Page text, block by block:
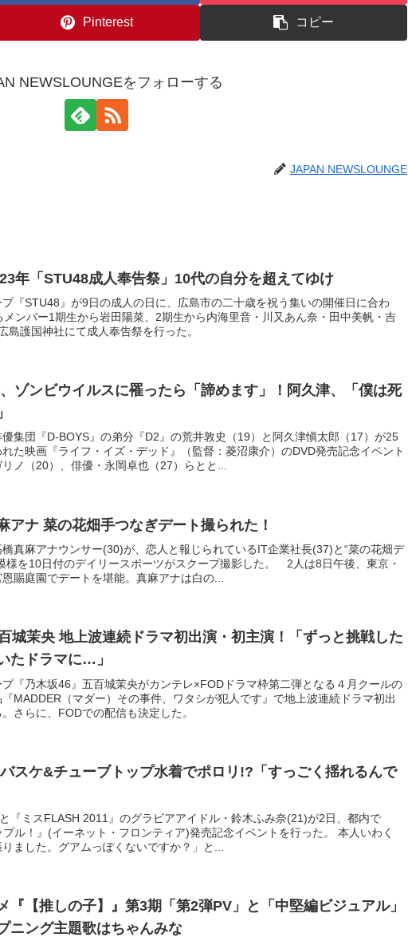
Pinterest コピー
NEWSLOUNGEをフォローする
JAPAN NEWSLOUNGE
年「STU48成⼈奉告祭」10代の⾃分を超えてゆけ
『STU48』が9日の成人の日に、広島市の二十歳を祝う集いの開催日に合わ
メンバー1期生から岩田陽菜、2期生から内海里音・川又あん奈・田中美帆・吉
島護国神社にて成人奉告祭を行った。
、ゾンビウイルスに罹ったら「諦めます」！阿久津、「僕は死
集団『D-BOYS』の弟分『D2』の荒井敦史（19）と阿久津愼太郎（17）が25
た映画『ライフ・イズ・デッド』（監督：菱沼康介）のDVD発売記念イベント
ノ（20）、俳優・永岡卓也（27）らとと...
アナ 菜の花畑手つなぎデート撮られた！
真麻アナウンサー(30)が、恋人と報じられているIT企業社長(37)と“菜の花畑デ
様を10日付のデイリースポーツがスクープ撮影した。 2人は8日午後、東京・
賜庭園でデートを堪能。真麻アナは白の...
城茉央 地上波連続ドラマ初出演・初主演！「ずっと挑戦した
たドラマに…」
『乃木坂46』五百城茉央がカンテレ×FODドラマ枠第二弾となる４月クールの
MADDER（マダー）その事件、ワタシが犯人です』で地上波連続ドラマ初出
さらに、FODでの配信も決定した。
スケ&チューブトップ水着でポロリ!?「すっごく揺れるんで
『ミスFLASH 2011』のグラビアアイドル・鈴木ふみ奈(21)が2日、都内で
ル！』(イーネット・フロンティア)発売記念イベントを行った。 本人いわく
りました。グアムっぽくないですか？」と...
『【推しの子】』第3期「第2弾PV」と「中堅編ビジュアル」
ニング主題歌はちゃんみな